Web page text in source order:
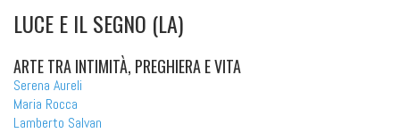
LUCE E IL SEGNO (LA)
ARTE TRA INTIMITÀ, PREGHIERA E VITA
Serena Aureli
Maria Rocca
Lamberto Salvan